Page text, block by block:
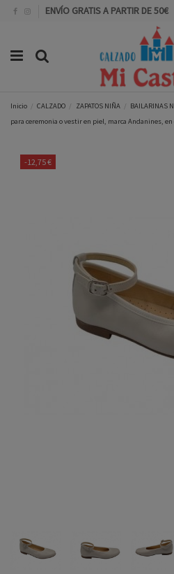
ENVÍO GRATIS A PARTIR DE 50€
Inicio CALZADO ZAPATOS NIÑA BAILARINAS
para ceremonia o vestir en piel, marca Andanines,
-12,75 €